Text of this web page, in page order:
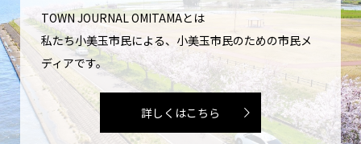
TOWN JOURNAL OMITAMAとは
私たち小美玉市民による、小美玉市民のための市民メ
ディアです。
詳しくはこちら